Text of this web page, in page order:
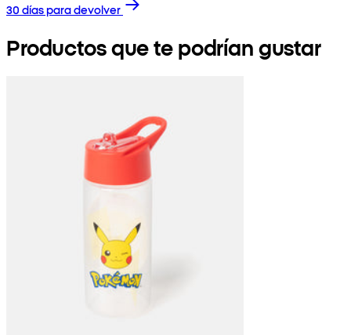
30 días para devolver
Productos que te podrían gustar